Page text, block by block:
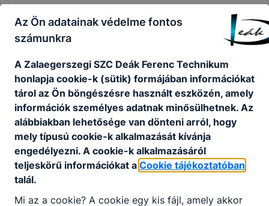
Nyári
ügyintézési
napok
Az Ön adatainak védelme fontos
számunkra
A Zalaegerszegi SZC Deák Ferenc Technikum
honlapja cookie-k (sütik) formájában információkat
tárol az Ön böngészésre használt eszközén, amely
információk személyes adatnak minősülhetnek. Az
alábbiakban lehetősége van dönteni arról, hogy
mely típusú cookie-k alkalmazását kívánja
engedélyezni. A cookie-k alkalmazásáról
teljeskörű információkat a Cookie tájékoztatóban
talál.
Mi az a cookie? A cookie egy kis fájl, amely akkor